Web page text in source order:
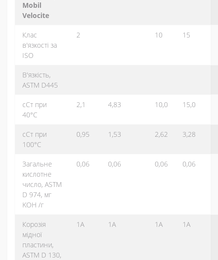
Mobil
Velocite
Клас
в'язкості за
ISO
2 10 15
В'язкість,
ASTM D445
сСт при
40°C
2,1 4,83 10,0 15,0
сСт при
100°C
0,95 1,53 2,62 3,28
Загальне
кислотне
число, ASTM
D 974, мг
KOH /г
0,06 0,06 0,06 0,06
Корозія
мідної
пластини,
ASTM D 130,
1A 1A 1A 1A